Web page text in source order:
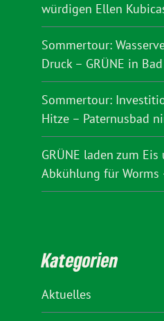
würdigen Ellen
Sommertour:
Druck – GRÜNE in
Sommertour:
Hitze – Paternusbad
GRÜNE laden zum Eis
Abkühlung für Worms
Kategorien
Aktuelles